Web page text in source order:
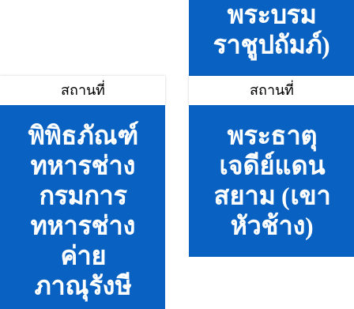
พระบรม
ราชูปถัมภ์)
สถานที่
พิพิธภัณฑ์
ทหารช่าง
กรมการ
ทหารช่าง
ค่าย
ภาณุรังษี
สถานที่
พระธาตุ
เจดีย์แดน
สยาม (เขา
หัวช้าง)